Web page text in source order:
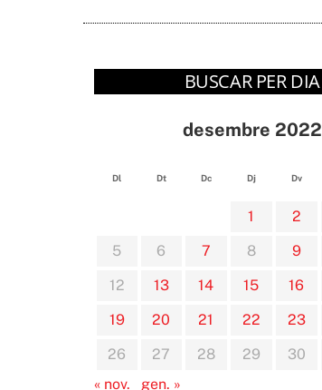
BUSCAR PER DIA
desembre 2022
Dl Dt Dc Dj Dv
1 2
5
6 7 8 9
12
13 14 15 16
19
20 21 22 23
26
27 28 29 30
« nov.
gen. »